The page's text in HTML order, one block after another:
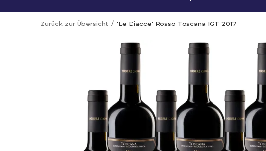
Zurück zur Übersicht 'Le Diacce' Rosso Toscana IGT 2017